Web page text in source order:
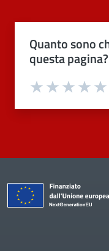
Quanto sono
questa pagina?
Valuta
Valuta 2
Valuta 1 stelle